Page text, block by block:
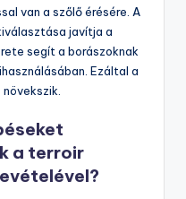
van a szőlő érésére. A
javítja a
segít a borászoknak
Ezáltal a
a terroir